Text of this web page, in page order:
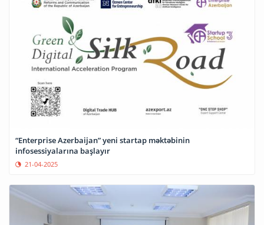
“Enterprise Azerbaijan” yeni startap məktəbinin
infosessiyalarına başlayır
21-04-2025